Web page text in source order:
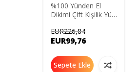
%100 Yünden El
Dikimi Çift Kişilik Yün
195x215 Cm
EUR226,84
EUR99,76
Sepete Ekle